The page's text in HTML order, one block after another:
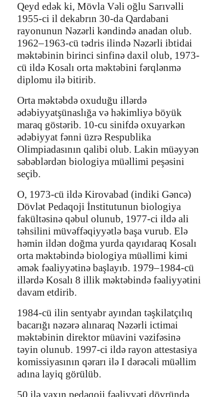
Qeyd edək ki, Mövla Vəli oğlu Sarıvəlli
1955-ci il dekabrın 30-da Qardabani
rayonunun Nəzərli kəndində anadan olub.
1962–1963-cü tədris ilində Nəzərli ibtidai
məktəbinin birinci sinfinə daxil olub, 1973-
cü ildə Kosalı orta məktəbini fərqlənmə
diplomu ilə bitirib.
Orta məktəbdə oxuduğu illərdə
ədəbiyyatşünaslığa və həkimliyə böyük
maraq göstərib. 10-cu sinifdə oxuyarkən
ədəbiyyat fənni üzrə Respublika
Olimpiadasının qalibi olub. Lakin müəyyən
səbəblərdən biologiya müəllimi peşəsini
seçib.
O, 1973-cü ildə Kirovabad (indiki Gəncə)
Dövlət Pedaqoji İnstitutunun biologiya
fakültəsinə qəbul olunub, 1977-ci ildə ali
təhsilini müvəffəqiyyətlə başa vurub. Elə
həmin ildən doğma yurda qayıdaraq Kosalı
orta məktəbində biologiya müəllimi kimi
əmək fəaliyyətinə başlayıb. 1979–1984-cü
illərdə Kosalı 8 illik məktəbində fəaliyyətini
davam etdirib.
1984-cü ilin sentyabr ayından təşkilatçılıq
bacarığı nəzərə alınaraq Nəzərli ictimai
məktəbinin direktor müavini vəzifəsinə
təyin olunub. 1997-ci ildə rayon attestasiya
komissiyasının qərarı ilə I dərəcəli müəllim
adına layiq görülüb.
50 ilə yaxın pedaqoji fəaliyyəti dövründə